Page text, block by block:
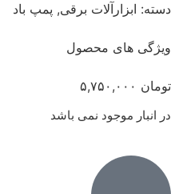
دسته: ابزارآلات برقی, پمپ باد
ویژگی های محصول
تومان
در انبار موجود نمی باشد